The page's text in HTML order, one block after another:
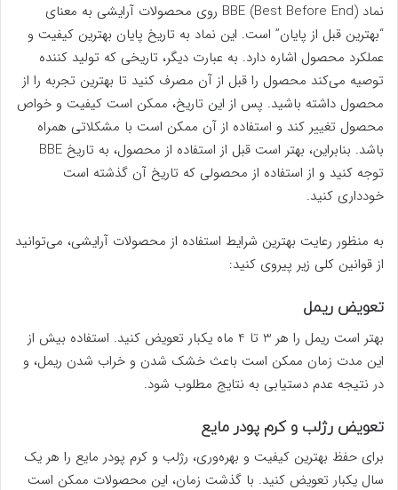
نماد BBE (Best Before End) روی محصولات آرایشی به معنای
“بهترین قبل از پایان” است. این نماد به تاریخ پایان بهترین کیفیت و
عملکرد محصول اشاره دارد. به عبارت دیگر، تاریخی که تولید کننده
توصیه می‌کند محصول را قبل از آن مصرف کنید تا بهترین تجربه را از
محصول داشته باشید. پس از این تاریخ، ممکن است کیفیت و خواص
محصول تغییر کند و استفاده از آن ممکن است با مشکلاتی همراه
باشد. بنابراین، بهتر است قبل از استفاده از محصول، به تاریخ BBE
توجه کنید و از استفاده از محصولی که تاریخ آن گذشته است
خودداری کنید.
به منظور رعایت بهترین شرایط استفاده از محصولات آرایشی، می‌توانید
از قوانین کلی زیر پیروی کنید:
تعویض ریمل
بهتر است ریمل را هر 3 تا 4 ماه یکبار تعویض کنید. استفاده بیش از
این مدت زمان ممکن است باعث خشک شدن و خراب شدن ریمل، و
در نتیجه عدم دستیابی به نتایج مطلوب شود.
تعویض رژلب و کرم پودر مایع
برای حفظ بهترین کیفیت و بهره‌وری، رژلب و کرم پودر مایع را هر یک
سال یکبار تعویض کنید. با گذشت زمان، این محصولات ممکن است